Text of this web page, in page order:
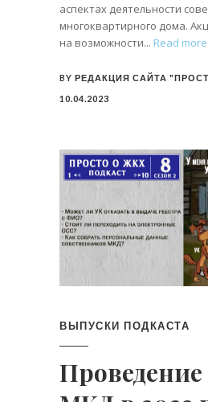
аспектах деятельности
многоквартирного дома.
на возможности
Read more
BY РЕДАКЦИЯ САЙТА
10.04.2023
ВЫПУСКИ ПОДКАСТА